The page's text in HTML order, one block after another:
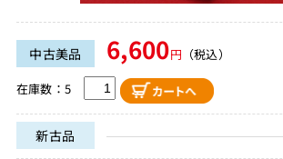
中古美品 6,600円 （税込）
在庫数：5
新古品